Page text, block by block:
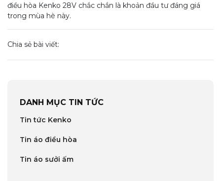
điều hòa Kenko 28V chắc chắn là khoản đầu tư đáng giá
trong mùa hè này.
Chia sẻ bài viết:
DANH MỤC TIN TỨC
Tin tức Kenko
Tin áo điều hòa
Tin áo sưởi ấm